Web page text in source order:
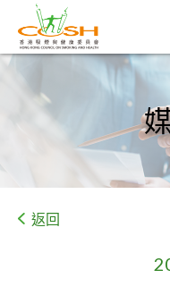
返回